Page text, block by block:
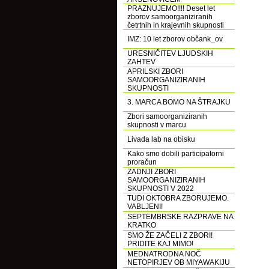
PRAZNUJEMO!!!! Deset let
zborov samoorganiziranih
četrtnih in krajevnih skupnosti
IMZ: 10 let zborov občank_ov
URESNIČITEV LJUDSKIH
ZAHTEV
APRILSKI ZBORI
SAMOORGANIZIRANIH
SKUPNOSTI
3. MARCA BOMO NA ŠTRAJKU
Zbori samoorganiziranih
skupnosti v marcu
Livada lab na obisku
Kako smo dobili participatorni
proračun
ZADNJI ZBORI
SAMOORGANIZIRANIH
SKUPNOSTI V 2022
TUDI OKTOBRA ZBORUJEMO.
VABLJENI!
SEPTEMBRSKE RAZPRAVE NA
KRATKO
SMO ŽE ZAČELI Z ZBORI!
PRIDITE KAJ MIMO!
MEDNATRODNA NOČ
NETOPIRJEV OB MIYAWAKIJU